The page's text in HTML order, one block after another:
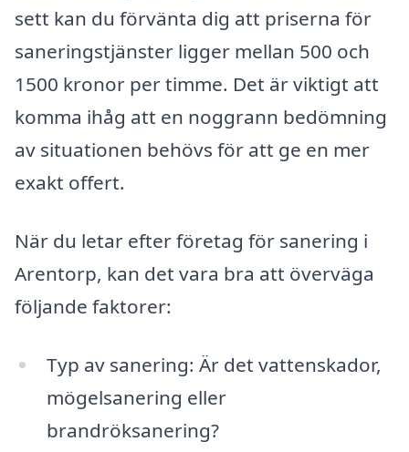
sett kan du förvänta dig att priserna för
saneringstjänster ligger mellan 500 och
1500 kronor per timme. Det är viktigt att
komma ihåg att en noggrann bedömning
av situationen behövs för att ge en mer
exakt offert.
När du letar efter företag för sanering i
Arentorp, kan det vara bra att överväga
följande faktorer:
Typ av sanering: Är det vattenskador,
mögelsanering eller
brandröksanering?